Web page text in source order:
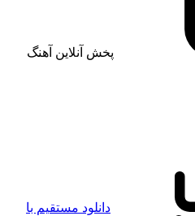
پخش آنلاین آهنگ
دانلود مستقیم با